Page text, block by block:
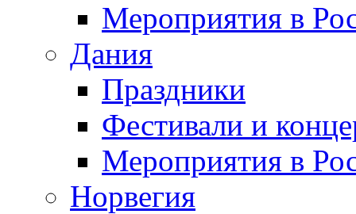
Мероприятия в
Дания
Праздники
Фестивали и
Мероприятия в
Норвегия